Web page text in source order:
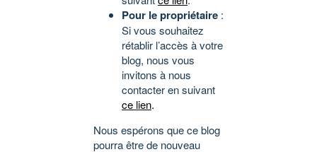
Pour le propriétaire :
Si vous souhaitez
rétablir l’accès à votre
blog, nous vous
invitons à nous
contacter en suivant
ce lien.
Nous espérons que ce blog
pourra être de nouveau